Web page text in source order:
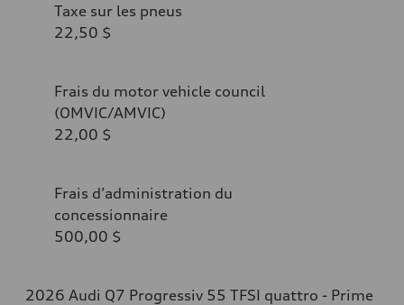
Taxe sur les pneus
22,50 $
Frais du motor vehicle council
(OMVIC/AMVIC)
22,00 $
Frais d’administration du
concessionnaire
500,00 $
2026 Audi Q7 Progressiv 55 TFSI quattro - Prime